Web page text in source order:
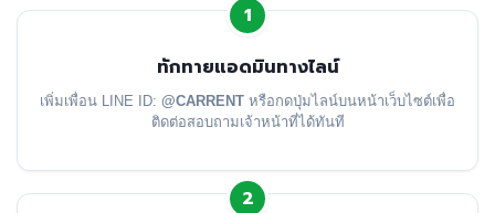
1
ทักทายแอดมินทางไลน์
เพิ่มเพื่อน LINE ID: @CARRENT หรือกดปุ่มไลน์บนหน้าเว็บไซต์เพื่อ
ติดต่อสอบถามเจ้าหน้าที่ได้ทันที
2